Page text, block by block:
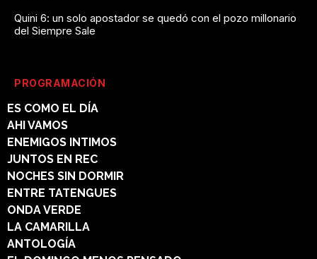
Quini 6: un solo apostador se quedó con el pozo millonario
del Siempre Sale
PROGRAMACIÓN
ES COMO EL DÍA
AHI VAMOS
ENEMIGOS INTIMOS
JUNTOS EN REC
NOCHES SIN DORMIR
ENTRE TATENGUES
ONDA VERDE
LA CAMARILLA
ANTOLOGÍA